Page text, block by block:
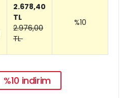
2.678,40
TL
2.976,00
TL
%10
%10 indirim